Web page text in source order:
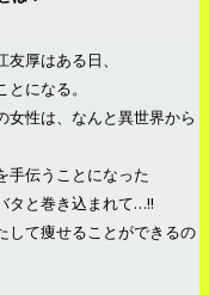
厚はある日、
になる。
女性は、なんと異世界から
手伝うことになった
タと巻き込まれて…!!
して痩せることができるの